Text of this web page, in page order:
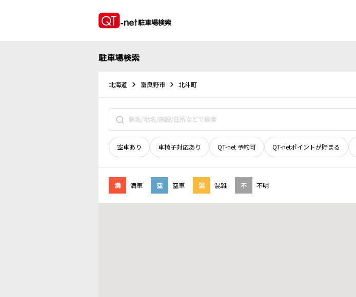
駐車場検索
駐車場検索
北海道 富良野市 北斗町
空車あり 車椅子対応あり QT-net 予約可 QT-netポイントが貯まる
満 満車 空 空車 混 混雑 不 不明